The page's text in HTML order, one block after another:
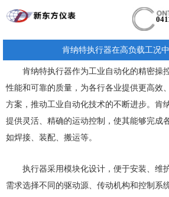
肯纳特执行器在高负载工况
肯纳特执行器作为工业自动化的精密操
性能和可靠的质量，为各行各业提供更高效
方案，推动工业自动化技术的不断进步。肯
提供灵活、精确的运动控制，使其能够完成
如焊接、装配、搬运等。
执行器采用模块化设计，便于安装、维
需求选择不同的驱动源、传动机构和控制系